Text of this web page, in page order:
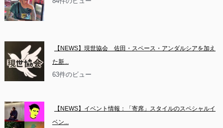
【NEWS】現世協会　佐田・スペース・アンダルシアを加え
た新...
63件のビュー
【NEWS】イベント情報：「寄席」スタイルのスペシャルイ
ベン...